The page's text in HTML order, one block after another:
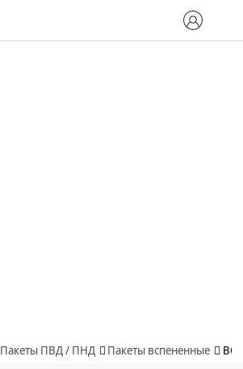
Пакеты ПВД / ПНД Пакеты вспененные